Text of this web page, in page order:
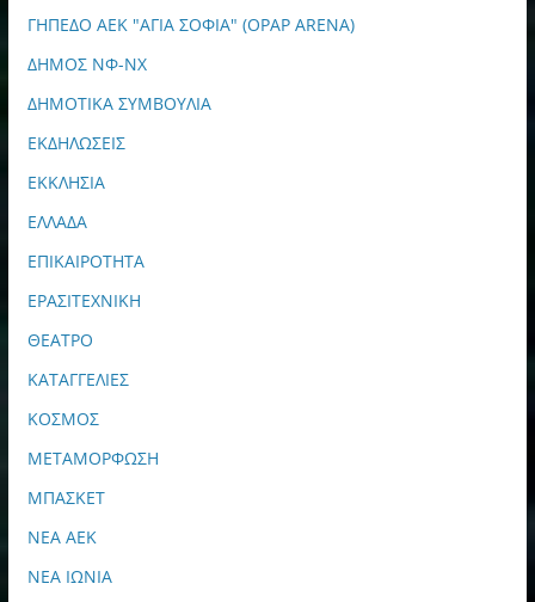
ΓΗΠΕΔΟ ΑΕΚ "ΑΓΙΑ ΣΟΦΙΑ" (OPAP ARENA)
ΔΗΜΟΣ ΝΦ-ΝΧ
ΔΗΜΟΤΙΚΑ ΣΥΜΒΟΥΛΙΑ
ΕΚΔΗΛΩΣΕΙΣ
ΕΚΚΛΗΣΙΑ
ΕΛΛΑΔΑ
ΕΠΙΚΑΙΡΟΤΗΤΑ
ΕΡΑΣΙΤΕΧΝΙΚΗ
ΘΕΑΤΡΟ
ΚΑΤΑΓΓΕΛΙΕΣ
ΚΟΣΜΟΣ
ΜΕΤΑΜΟΡΦΩΣΗ
ΜΠΑΣΚΕΤ
ΝΕΑ ΑΕΚ
ΝΕΑ ΙΩΝΙΑ